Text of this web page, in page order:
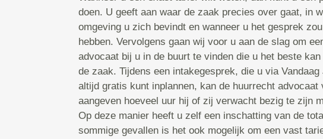
doen. U geeft aan waar de zaak precies over gaat, in
omgeving u zich bevindt en wanneer u het gesprek
hebben. Vervolgens gaan wij voor u aan de slag om
advocaat bij u in de buurt te vinden die u het beste
de zaak. Tijdens een intakegesprek, die u via
altijd gratis kunt inplannen, kan de huurrecht advocaat
aangeven hoeveel uur hij of zij verwacht bezig te zijn
Op deze manier heeft u zelf een inschatting van de
sommige gevallen is het ook mogelijk om een vast